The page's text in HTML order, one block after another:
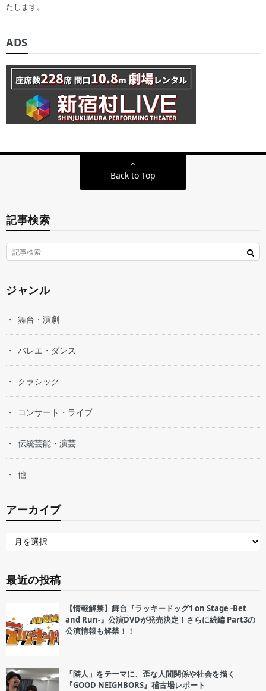
たします。
ADS
Back to Top
記事検索
ジャンル
舞台・演劇
バレエ・ダンス
クラシック
コンサート・ライブ
伝統芸能・演芸
他
アーカイブ
最近の投稿
【情報解禁】舞台『ラッキードッグ1 on Stage -Bet
and Run-』公演DVDが発売決定！さらに続編 Part3の
公演情報も解禁！！
「隣人」をテーマに、歪な人間関係や社会を描く
『GOOD NEIGHBORS』稽古場レポート